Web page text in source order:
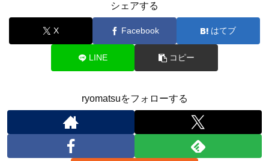
シェアする
X Facebook はてブ
LINE コピー
ryomatsuをフォローする